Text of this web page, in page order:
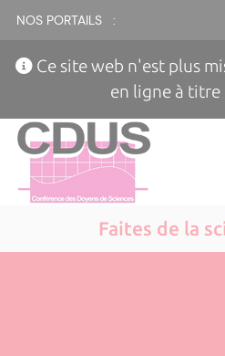
NOS PORTAILS :
Ce site web n'est plus
en ligne à titre
Faites de la